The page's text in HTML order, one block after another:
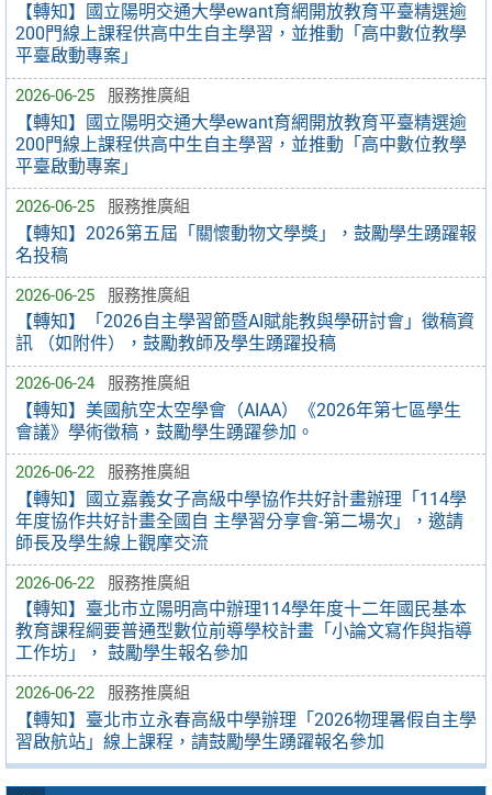
【轉知】國立陽明交通大學ewant育網開放教育平臺精選逾
200門線上課程供高中生自主學習，並推動「高中數位教學
平臺啟動專案」
2026-06-25 服務推廣組
【轉知】國立陽明交通大學ewant育網開放教育平臺精選逾
200門線上課程供高中生自主學習，並推動「高中數位教學
平臺啟動專案」
2026-06-25 服務推廣組
【轉知】2026第五屆「關懷動物文學獎」，鼓勵學生踴躍報
名投稿
2026-06-25 服務推廣組
【轉知】「2026自主學習節暨AI賦能教與學研討會」徵稿資
訊 （如附件），鼓勵教師及學生踴躍投稿
2026-06-24 服務推廣組
【轉知】美國航空太空學會（AIAA）《2026年第七區學生
會議》學術徵稿，鼓勵學生踴躍參加。
2026-06-22 服務推廣組
【轉知】國立嘉義女子高級中學協作共好計畫辦理「114學
年度協作共好計畫全國自 主學習分享會-第二場次」，邀請
師長及學生線上觀摩交流
2026-06-22 服務推廣組
【轉知】臺北市立陽明高中辦理114學年度十二年國民基本
教育課程綱要普通型數位前導學校計畫「小論文寫作與指導
工作坊」， 鼓勵學生報名參加
2026-06-22 服務推廣組
【轉知】臺北市立永春高級中學辦理「2026物理暑假自主學
習啟航站」線上課程，請鼓勵學生踴躍報名參加